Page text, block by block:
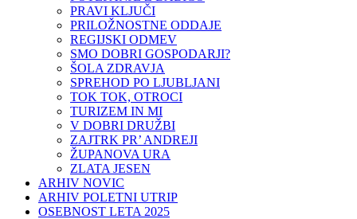
PRAVI KLJUČI
PRILOŽNOSTNE ODDAJE
REGIJSKI ODMEV
SMO DOBRI GOSPODARJI?
ŠOLA ZDRAVJA
SPREHOD PO LJUBLJANI
TOK TOK, OTROCI
TURIZEM IN MI
V DOBRI DRUŽBI
ZAJTRK PR’ ANDREJI
ŽUPANOVA URA
ZLATA JESEN
ARHIV NOVIC
ARHIV POLETNI UTRIP
OSEBNOST LETA 2025